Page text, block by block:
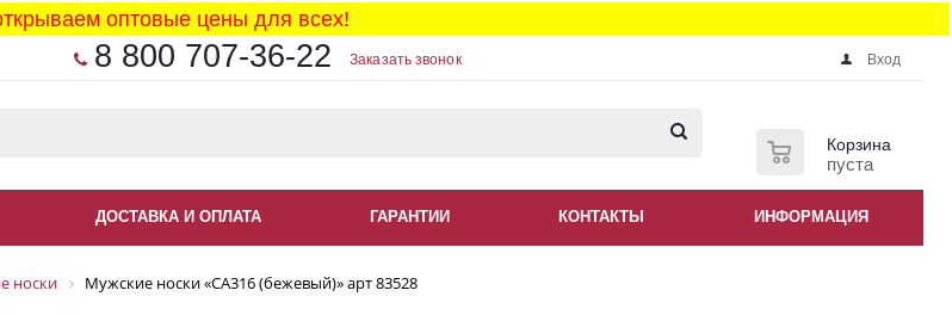
оптовые цены для всех!
8 800 707-36-22 Заказать звонок Вход
Корзина
пуста
ДОСТАВКА И ОПЛАТА ГАРАНТИИ КОНТАКТЫ ИНФОРМАЦИЯ
носки Мужские носки «СА316 (бежевый)» арт 83528